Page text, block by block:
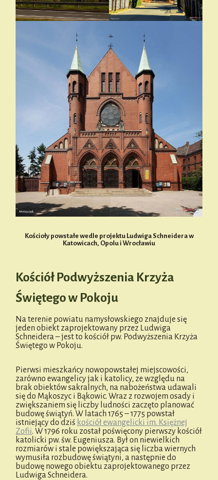
Kościoły powstałe wedle projektu Ludwiga Schneidera w
Katowicach, Opolu i Wrocławiu
Kościół Podwyższenia Krzyża
Świętego w Pokoju
Na terenie powiatu namysłowskiego znajduje się
jeden obiekt zaprojektowany przez Ludwiga
Schneidera – jest to kościół pw. Podwyższenia Krzyża
Świętego w Pokoju.
Pierwsi mieszkańcy nowopowstałej miejscowości,
zarówno ewangelicy jak i katolicy, ze względu na
brak obiektów sakralnych, na nabożeństwa udawali
się do Mąkoszyc i Bąkowic. Wraz z rozwojem osady i
zwiększaniem się liczby ludności zaczęto planować
budowę świątyń. W latach 1765 – 1775 powstał
istniejący do dziś kościół ewangelicki im. Księżnej
Zofii. W 1796 roku został poświęcony pierwszy kościół
katolicki pw. św. Eugeniusza. Był on niewielkich
rozmiarów i stale powiększająca się liczba wiernych
wymusiła rozbudowę świątyni, a następnie do
budowę nowego obiektu zaprojektowanego przez
Ludwiga Schneidera.